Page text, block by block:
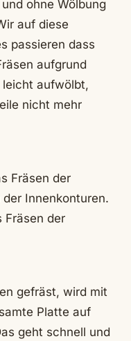
ohne Wölbung
auf diese
passieren dass
aufgrund
leicht aufwölbt,
nicht mehr
Fräsen der
Innenkonturen.
Fräsen der
gefräst, wird mit
Platte auf
geht schnell und